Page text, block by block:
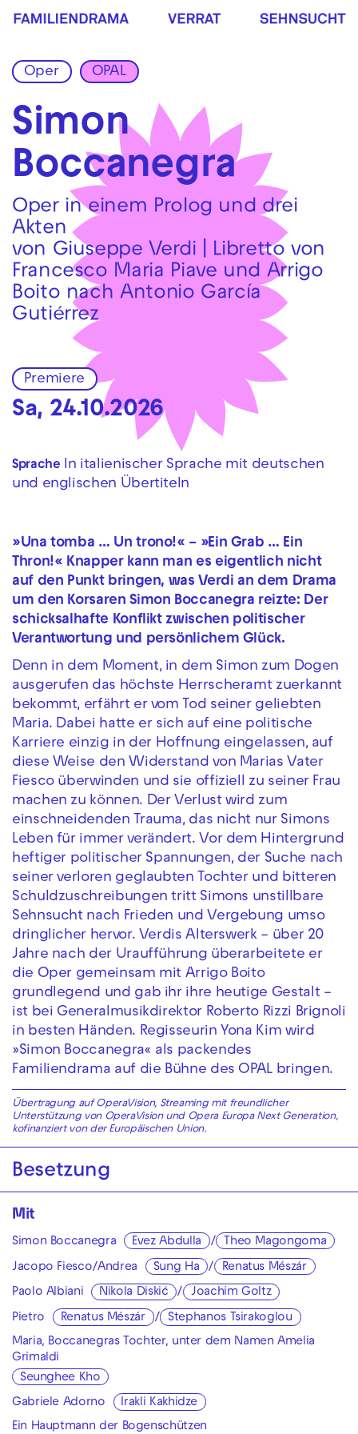
Zur Hauptnavigation springen
Oper
OPAL
Simon
Boccanegra
Oper in einem Prolog und drei
Akten
von Giuseppe Verdi | Libretto von
Francesco Maria Piave und Arrigo
Boito nach Antonio García
Gutiérrez
Premiere
Sa, 24.10.2026
Sprache In italienischer Sprache mit deutschen
und englischen Übertiteln
»Una tomba … Un trono!« – »Ein Grab … Ein
Thron!« Knapper kann man es eigentlich nicht
auf den Punkt bringen, was Verdi an dem Drama
um den Korsaren Simon Boccanegra reizte: Der
schicksalhafte Konflikt zwischen politischer
Verantwortung und persönlichem Glück.
Denn in dem Moment, in dem Simon zum Dogen
ausgerufen das höchste Herrscheramt zuerkannt
bekommt, erfährt er vom Tod seiner geliebten
Maria. Dabei hatte er sich auf eine politische
Karriere einzig in der Hoffnung eingelassen, auf
diese Weise den Widerstand von Marias Vater
Fiesco überwinden und sie offiziell zu seiner Frau
machen zu können. Der Verlust wird zum
einschneidenden Trauma, das nicht nur Simons
Leben für immer verändert. Vor dem Hintergrund
heftiger politischer Spannungen, der Suche nach
seiner verloren geglaubten Tochter und bitteren
Schuldzuschreibungen tritt Simons unstillbare
Sehnsucht nach Frieden und Vergebung umso
dringlicher hervor. Verdis Alterswerk – über 20
Jahre nach der Uraufführung überarbeitete er
die Oper gemeinsam mit Arrigo Boito
grundlegend und gab ihr ihre heutige Gestalt –
ist bei Generalmusikdirektor Roberto Rizzi Brignoli
in besten Händen. Regisseurin Yona Kim wird
»Simon Boccanegra« als packendes
Familiendrama auf die Bühne des OPAL bringen.
Übertragung auf OperaVision, Streaming mit freundlicher
Unterstützung von OperaVision und Opera Europa Next Generation,
kofinanziert von der Europäischen Union.
Besetzung
Mit
Simon Boccanegra Evez Abdulla / Theo Magongoma
Jacopo Fiesco/Andrea Sung Ha / Renatus Mészár
Paolo Albiani Nikola Diskić / Joachim Goltz
Pietro Renatus Mészár / Stephanos Tsirakoglou
Maria, Boccanegras Tochter, unter dem Namen Amelia
Grimaldi
Seunghee Kho
Gabriele Adorno Irakli Kakhidze
Ein Hauptmann der Bogenschützen